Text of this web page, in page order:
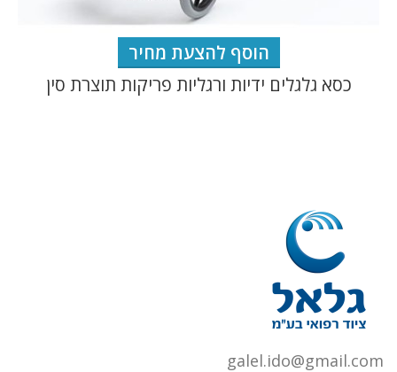
הוסף להצעת מחיר
כסא גלגלים ידיות ורגליות פריקות תוצרת סין
galel.ido@gmail.com